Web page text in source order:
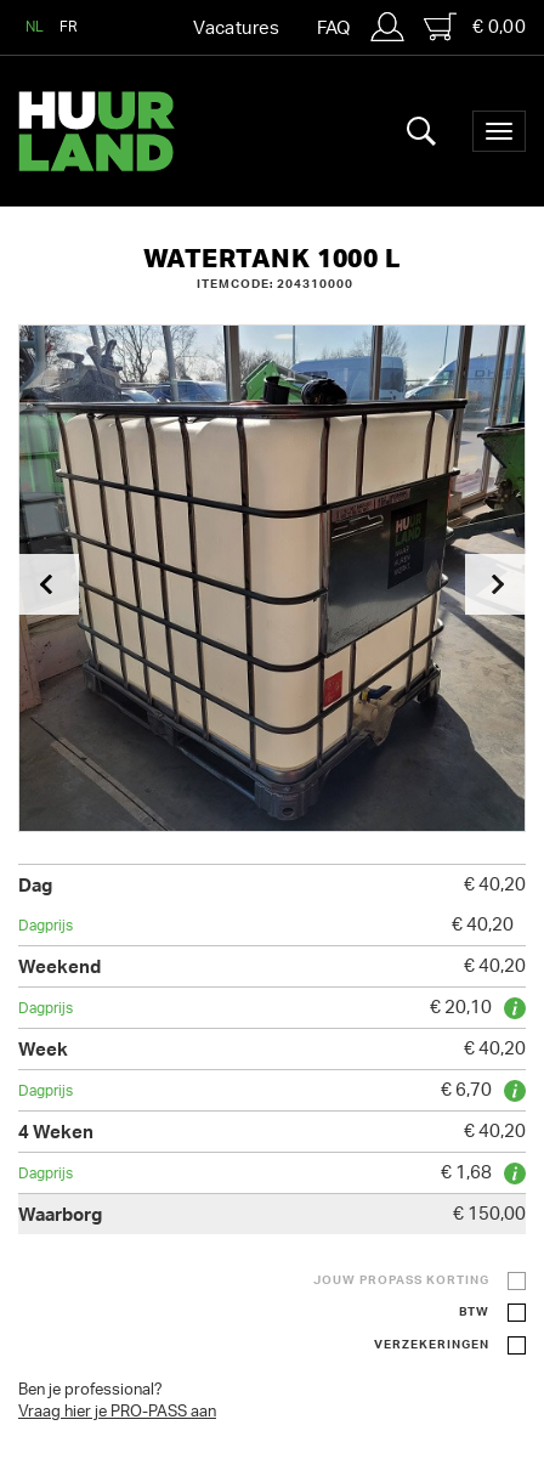
NL FR Vacatures FAQ € 0,00
WATERTANK 1000 L
ITEMCODE: 204310000
€ 40,20
€ 40,20
€ 40,20
€ 20,10
€ 40,20
€ 6,70
€ 40,20
€ 1,68
€ 150,00
JOUW PROPASS KORTING
BTW
VERZEKERINGEN
Ben je professional?
Vraag hier je PRO-PASS aan